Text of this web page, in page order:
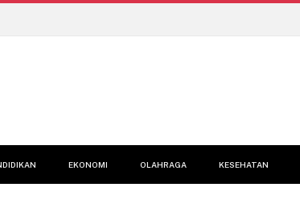
EKONOMI OLAHRAGA KESEHATAN